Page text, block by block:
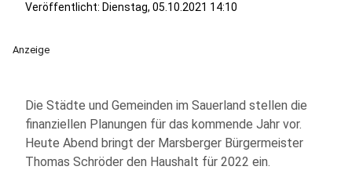
Veröffentlicht: Dienstag, 05.10.2021 14:10
Anzeige
Die Städte und Gemeinden im Sauerland stellen die
finanziellen Planungen für das kommende Jahr vor.
Heute Abend bringt der Marsberger Bürgermeister
Thomas Schröder den Haushalt für 2022 ein.